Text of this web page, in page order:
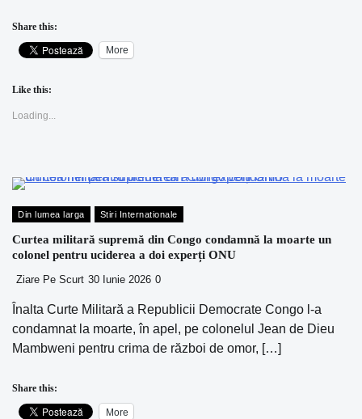
Share this:
More
Like this:
Loading...
Din lumea larga Stiri Internationale
Curtea militară supremă din Congo condamnă la moarte un
colonel pentru uciderea a doi experți ONU
Ziare Pe Scurt 30 Iunie 2026 0
Înalta Curte Militară a Republicii Democrate Congo l-a
condamnat la moarte, în apel, pe colonelul Jean de Dieu
Mambweni pentru crima de război de omor, […]
Share this:
More